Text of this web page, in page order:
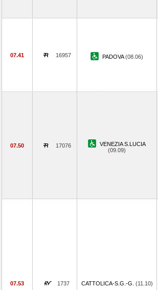
07.41 16957 PADOVA(08.06)
07.50 17076
VENEZIA S.LUCIA
(09.09)
07.53 1737 CATTOLICA-S.G.-G. (11.10)